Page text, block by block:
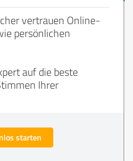
vertrauen Online-
persönlichen
auf die beste
Ihrer
starten